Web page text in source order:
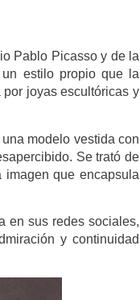
Pablo Picasso y de la
estilo propio que la
joyas escultóricas y
modelo vestida con
Se trató de
que encapsula
en sus redes sociales,
y continuidad